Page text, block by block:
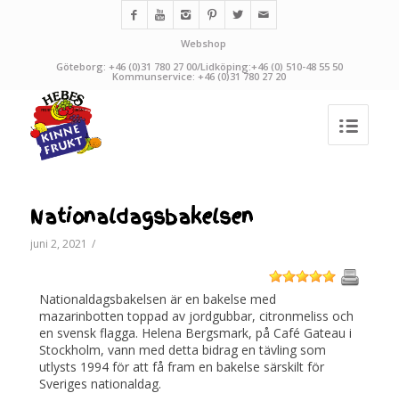
Webshop
Göteborg: +46 (0)31 780 27 00/Lidköping:+46 (0) 510-48 55 50
Kommunservice: +46 (0)31 780 27 20
Nationaldagsbakelsen
juni 2, 2021 /
1 2 3 4
5
Nationaldagsbakelsen är en bakelse med
mazarinbotten toppad av jordgubbar, citronmeliss och
en svensk flagga. Helena Bergsmark, på Café Gateau i
Stockholm, vann med detta bidrag en tävling som
utlysts 1994 för att få fram en bakelse särskilt för
Sveriges nationaldag.